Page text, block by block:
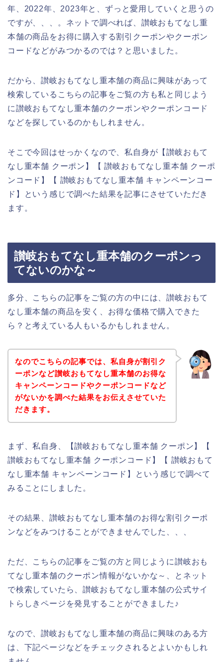
年、2022年、2023年と、ずっと愛用していくと思うの
ですが、、、。ネットで調べれば、讃岐おもてなし重
本舗の商品をお得に購入する割引クーポンやクーポン
コードなどがみつかるのでは？と思いました。
だから、讃岐おもてなし重本舗の商品に興味があって
検索しているこちらの記事をご覧の方も私と同じよう
に讃岐おもてなし重本舗のクーポンやクーポンコード
などを探しているのかもしれません。
そこで今回はせっかくなので、私自身が【讃岐おもて
なし重本舗 クーポン】【 讃岐おもてなし重本舗 クーポ
ンコード】【 讃岐おもてなし重本舗 キャンペーンコー
ド】という感じで調べた結果を記事にさせていただき
ます。
讃岐おもてなし重本舗のクーポンっ
てないのかな～
多分、こちらの記事をご覧の方の中には、讃岐おもて
なし重本舗の商品を安く、お得な価格で購入できた
ら？と考えている人もいるかもしれません。
なのでこちらの記事では、私自身が割引ク
ーポンなど讃岐おもてなし重本舗のお得な
キャンペーンコードやクーポンコードなど
がないかを調べた結果をお伝えさせていた
だきます。
まず、私自身、【讃岐おもてなし重本舗 クーポン】【
讃岐おもてなし重本舗 クーポンコード】【 讃岐おもて
なし重本舗 キャンペーンコード】という感じで調べて
みることにしました。
その結果、讃岐おもてなし重本舗のお得な割引クーポ
ンなどをみつけることができませんでした、、、
ただ、こちらの記事をご覧の方と同じように讃岐おも
てなし重本舗のクーポン情報がないかな～、とネット
で検索していたら、讃岐おもてなし重本舗の公式サイ
トらしきページを発見することができました♪
なので、讃岐おもてなし重本舗の商品に興味のある方
は、下記ページなどをチェックされるとよいかもしれ